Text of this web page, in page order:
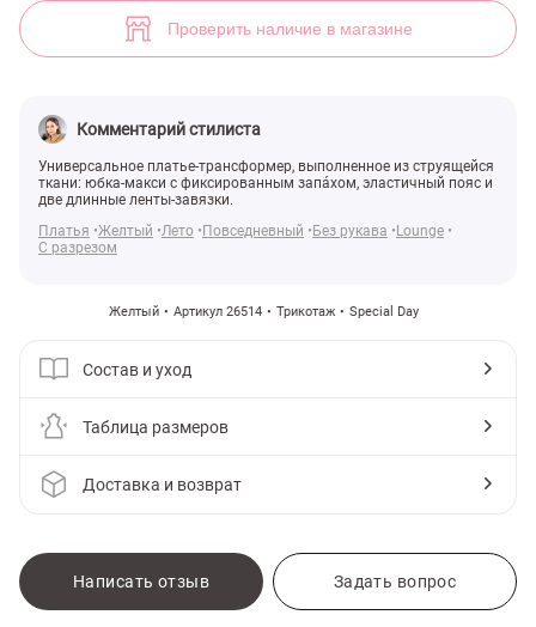
Проверить наличие в магазине
Комментарий стилиста
Универсальное платье-трансформер, выполненное из струящейся
ткани: юбка-макси с фиксированным запáхом, эластичный пояс и
две длинные ленты-завязки.
Платья Желтый Лето Повседневный Без рукава
Lounge
С разрезом
Желтый Артикул 26514 Трикотаж Special Day
Состав и уход
Таблица размеров
Доставка и возврат
Написать отзыв Задать вопрос
(арт. 26514) ♡ интернет-магазин Gepur